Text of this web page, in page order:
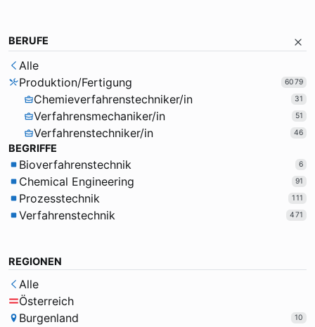
BERUFE
Alle
Produktion/Fertigung
6079
Chemieverfahrenstechniker/in 31
Verfahrensmechaniker/in 51
Verfahrenstechniker/in 46
BEGRIFFE
Bioverfahrenstechnik 6
Chemical Engineering 91
Prozesstechnik 111
Verfahrenstechnik 471
REGIONEN
Alle
Österreich
Burgenland
10